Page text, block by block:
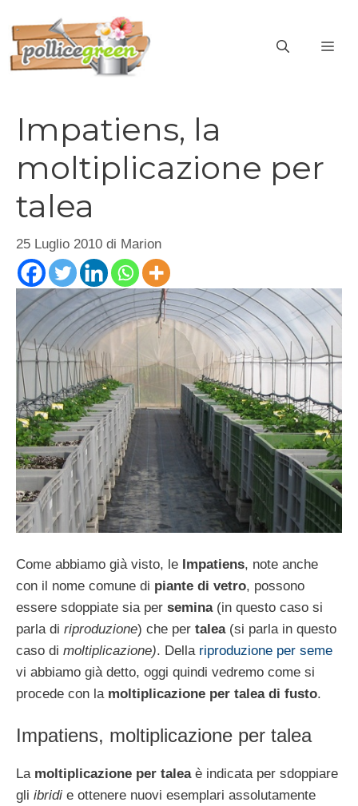
contenuto
Impatiens, la
moltiplicazione per
talea
25 Luglio 2010 di Marion
Come abbiamo già visto, le Impatiens, note anche
con il nome comune di piante di vetro, possono
essere sdoppiate sia per semina(in questo caso si
parla di riproduzione) che per talea(si parla in questo
caso di moltiplicazione). Della riproduzione per seme
vi abbiamo già detto, oggi quindi vedremo come si
procede con la moltiplicazione per talea di fusto.
Impatiens, moltiplicazione per talea
La moltiplicazione per taleaè indicata per sdoppiare
gli ibridi e ottenere nuovi esemplari assolutamente